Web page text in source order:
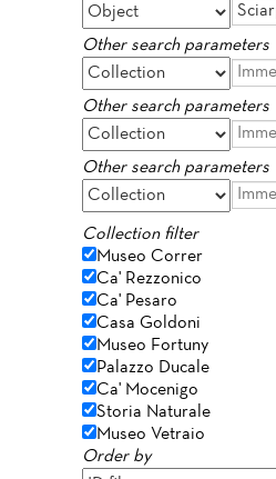
Other search parameters
Other search parameters
Other search parameters
Collection filter
Museo Correr
Ca' Rezzonico
Ca' Pesaro
Casa Goldoni
Museo Fortuny
Palazzo Ducale
Ca' Mocenigo
Storia Naturale
Museo Vetraio
Order by